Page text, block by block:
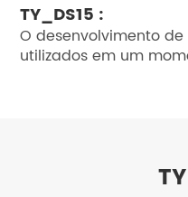
TY_DS15 :
O desenvolvimento
utilizados em um